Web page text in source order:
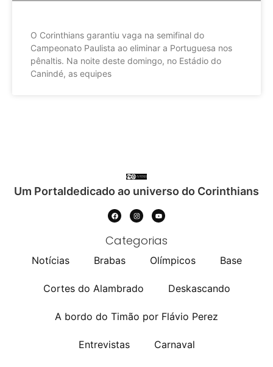
O Corinthians garantiu vaga na semifinal do
Campeonato Paulista ao eliminar a Portuguesa nos
pênaltis. Na noite deste domingo, no Estádio do
Canindé, as equipes
Um Portaldedicado ao universo do Corinthians
Categorias
Notícias Brabas Olímpicos Base
Cortes do Alambrado Deskascando
A bordo do Timão por Flávio Perez
Entrevistas Carnaval